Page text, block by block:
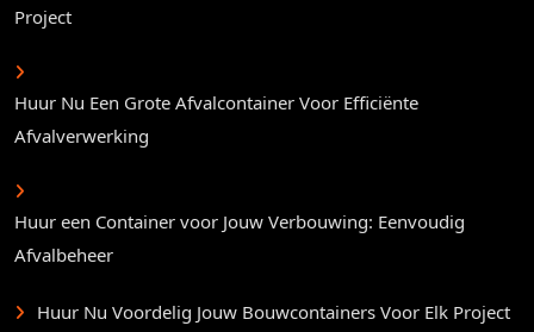
Project
Huur Nu Een Grote Afvalcontainer Voor Efficiënte
Afvalverwerking
Huur een Container voor Jouw Verbouwing: Eenvoudig
Afvalbeheer
Huur Nu Voordelig Jouw Bouwcontainers Voor Elk Project